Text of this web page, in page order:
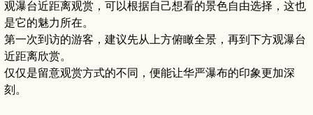
观瀑台近距离观赏，可以根据自己想看的景色自由选择，这也
是它的魅力所在。
第一次到访的游客，建议先从上方俯瞰全景，再到下方观瀑台
近距离欣赏。
仅仅是留意观赏方式的不同，便能让华严瀑布的印象更加深
刻。